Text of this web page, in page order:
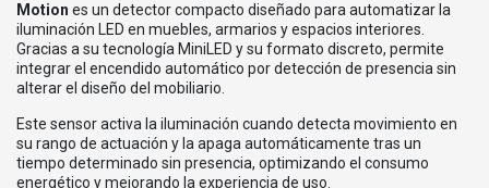
Motion es un detector compacto diseñado para automatizar la
iluminación LED en muebles, armarios y espacios interiores.
Gracias a su tecnología MiniLED y su formato discreto, permite
integrar el encendido automático por detección de presencia sin
alterar el diseño del mobiliario.
Este sensor activa la iluminación cuando detecta movimiento en
su rango de actuación y la apaga automáticamente tras un
tiempo determinado sin presencia, optimizando el consumo
energético y mejorando la experiencia de uso.